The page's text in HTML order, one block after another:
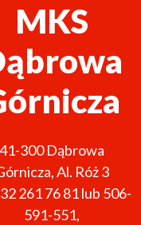
MKS
41-300 Dąbrowa
,Al. Róż 3
261 76 81 lub 506-
591-551,